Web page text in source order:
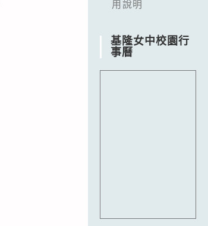
用說明
基隆女中校園行
事曆